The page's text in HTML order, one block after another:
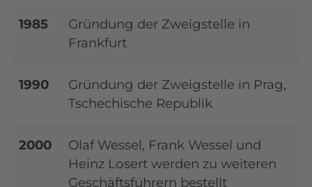
1985
Gründung der Zweigstelle in
Frankfurt
1990
Gründung der Zweigstelle in Prag,
Tschechische Republik
2000
Olaf Wessel, Frank Wessel und
Heinz Losert werden zu weiteren
Geschäftsführern bestellt